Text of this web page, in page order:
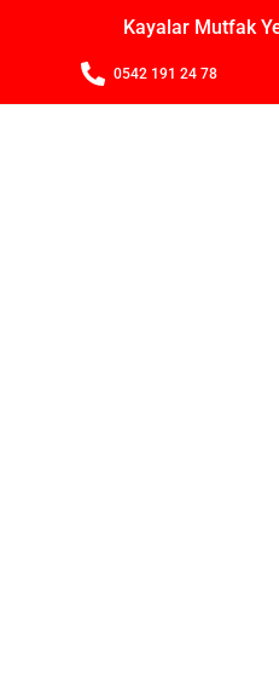
Kayalar Mutfak
0542 191 24 78